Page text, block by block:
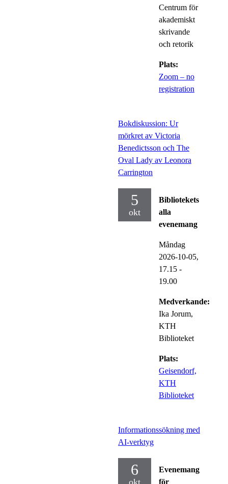
Centrum för
akademiskt
skrivande
och retorik
Plats:
Zoom – no
registration
Bokdiskussion: Ur
mörkret av Victoria
Benedictsson och The
Oval Lady av Leonora
Carrington
5
okt
Bibliotekets
alla
evenemang
Måndag
2026-10-05,
17.15 -
19.00
Medverkande:
Ika Jorum,
KTH
Biblioteket
Plats:
Geisendorf,
KTH
Biblioteket
Informationssökning med
AI-verktyg
6
Evenemang
för